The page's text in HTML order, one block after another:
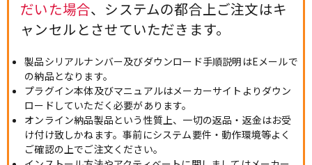
だいた場合、システムの都合上ご注文はキ
ャンセルとさせていただきます。
製品シリアルナンバー及びダウンロード手順説明はEメールで
の納品となります。
プラグイン本体及びマニュアルはメーカーサイトよりダウン
ロードしていただく必要があります。
オンライン納品製品という性質上、一切の返品・返金はお受
け付け致しかねます。事前にシステム要件・動作環境等よく
ご確認の上でご注文ください。